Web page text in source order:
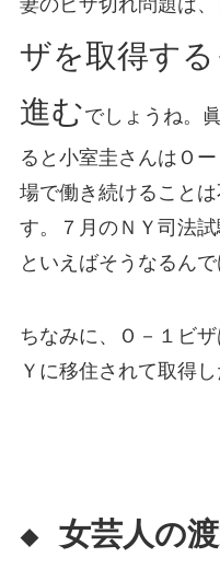
ザを取得す
進むでしょうね。
ると小室圭さんはＯ
場で働き続けること
す。７月のＮＹ司法
といえばそうなるんで
ちなみに、Ｏ－１ビ
Ｙに移住されて取得し
◆ 女芸人の